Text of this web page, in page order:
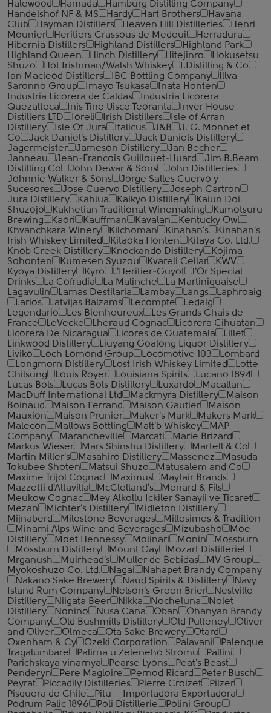
Halewood
Hamada
Hamburg Distilling Company
Handelshof NF & MS
Hardy Hart Brothers
Havana
Club
Hayman Distillers Heaven Hill Distilleries
Henri
Mounier
Heritiers Crassous de Medeuil
Herradura
Hibernia Distillers
Highland Distillers
Highland Park
Highland Queen
Hinch Distillery Hitejinro
Hokusetsu
Shuzo
Hot Irishman/Walsh Whiskey
I.Distilling & Co
Ian Macleod Distillers
IBC Bottling Company
Illva
Saronno Group
Imayo Tsukasa
Inata Honten
Industria Licorera de Caldas
Industria Licorera
Quezalteca
Inis Tine Uisce Teoranta
Inver House
Distillers LTD
Ioreli Irish Distillers
Isle of Arran
Distillery
Isle Of Jura Italicus J&B
J. G. Monnet et
Co
Jack Daniel's Distillery
Jack Daniels Distillery
Jagermeister
Jameson Distillery
Jan Becher
Janneau
Jean-Francois Guillouet-Huard
Jim B.Beam
Distilling Co
John Dewar & Sons
John Distilleries
Johnnie Walker & Sons
Jorge Salles Cuervo y
Sucesores
Jose Cuervo Distillery
Joseph Cartron
Jura Distillery
Kahlua Kaikyo Distillery
Kaiun Doi
Shuzojo
Kakhetian Traditional Winemaking
Kamotsuru
Brewing
Kaori Kauffman Kavalan
Kentucky Owl
Khvanchkara Winery
Kilchoman Kinahan's
Kinahan's
Irish Whiskey Limited
Kitaoka Honten
Kitaya Co. Ltd.
Knob Creek Distillery
Knockando Distillery
Kojima
Sohonten
Kumesen Syuzou Kvareli Cellar
KWV
Kyoya Distillery
Kyro L'Heritier-Guyot
l'Or Special
Drinks
La Cofradia La Malinche
La Martiniquaise
Lagavulin
Lamas Destilaria Lambay Langs
Laphroaig
Larios
Latvijas Balzams Lecompte
Ledaig
Legendario
Les Bienheureux
Les Grands Chais de
France
LeVecke Lheraud Cognac
Licorera Cihuatan
Licorera De Nicaragua
Licores de Guatemala
Lillet
Linkwood Distillery
Liuyang Goalong Liquor Distillery
Liviko
Loch Lomond Group Locomotive 103
Lombard
Longmorn Distillery
Lost Irish Whiskey Limited
Lotte
Chilsung
Louis Royer Louisiana Spirits
Lucano 1894
Lucas Bols
Lucas Bols Distillery Luxardo
Macallan
MacDuff International Ltd
Mackmyra Distillery
Maison
Boinaud
Maison Ferrand Maison Gautier
Maison
Mauxion
Maison Prunier Maker's Mark
Makers Mark
Malecon
Mallows Bottling Malt'b Whiskey
MAP
Company
Marancheville Marcati
Marie Brizard
Markus Wieser
Mars Shinshu Distillery
Martell & Co
Martin Miller's
Masahiro Distillery Massenez
Masuda
Tokubee Shoten
Matsui Shuzo
Matusalem and Co
Maxime Trijol Cognac
Maximus
Mayfair Brands
Mazzetti d'Altavilla
McClelland's
Menard & Fils
Meukow Cognac
Mey Alkollu Ickiler Sanayii ve Ticaret
Mezan
Michter's Distillery
Midleton Distillery
Mijnaberd
Milestone Beverages
Millesimes & Tradition
Minami Alps Wine and Beverages
Mizubasho
Moe
Distillery
Moet Hennessy Molinari Monin
Mossburn
Mossburn Distillery
Mount Gay
Mozart Distillerie
Mrganush
Muirhead's Muller de Bebidas
MV Group
Myokoshuzo Co. Ltd.
Nagai
Nahapet Brandy Company
Nakano Sake Brewery
Naud Spirits & Distillery
Navy
Island Rum Company
Nelson's Green Brier
Nestville
Distillery
Niigata Beer Nikka Nocheluna
Nolet
Distillery
Nonino Nusa Cana Oban
Ohanyan Brandy
Company
Old Bushmills Distillery Old Pulteney
Oliver
and Oliver
Olmeca Ota Sake Brewery
Otard
Oxenham & Cy
Ozeki Corporation Palavani
Palenque
Tragalumbare
Palirna u Zeleneho Stromu
Pallini
Parichskaya vinarnya
Pearse Lyons
Peat's Beast
Penderyn
Pere Magloire Pernod Ricard
Peter Busch
Peyrat
Piccadily Distilleries Pierre Croizet
Pilzer
Pisquera de Chile
Pitu – Importadora Exportadora
Podrum Palic 1896
Poli Distillerie
Polini Group